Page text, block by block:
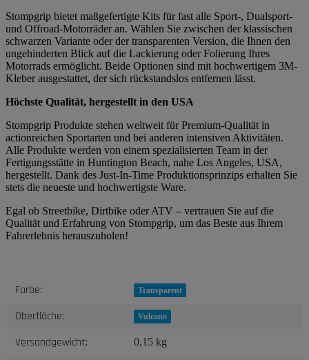
Stompgrip bietet maßgefertigte Kits für fast alle Sport-, Dualsport-
und Offroad-Motorräder an. Wählen Sie zwischen der klassischen
schwarzen Variante oder der transparenten Version, die Ihnen den
ungehinderten Blick auf die Lackierung oder Folierung Ihres
Motorrads ermöglicht. Beide Optionen sind mit hochwertigem 3M-
Kleber ausgestattet, der sich rückstandslos entfernen lässt.
Höchste Qualität, hergestellt in den USA
Stompgrip Produkte stehen weltweit für Premium-Qualität in
actionreichen Sportarten und bei anderen intensiven Aktivitäten.
Alle Produkte werden von einem spezialisierten Team in der
Fertigungsstätte in Huntington Beach, nahe Los Angeles, USA,
hergestellt. Dank des Just-In-Time Produktionsprinzips erhalten Sie
stets die neueste und hochwertigste Ware.
Egal ob Streetbike, Dirtbike oder ATV – vertrauen Sie auf die
Qualität und Erfahrung von Stompgrip, um das Beste aus Ihrem
Fahrerlebnis herauszuholen!
Produkteigenschaft
Wert
Farbe: Transparent
Oberfläche: Vulcano
Versandgewicht: 0,15 kg